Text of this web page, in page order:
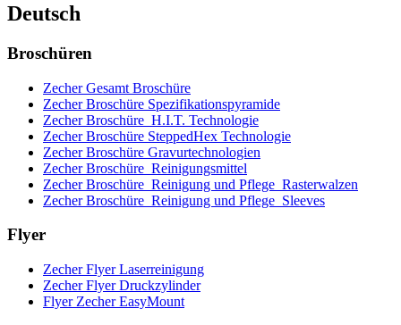
Deutsch
Broschüren
Zecher Gesamt Broschüre
Zecher Broschüre Spezifikationspyramide
Zecher Broschüre_H.I.T. Technologie
Zecher Broschüre SteppedHex Technologie
Zecher Broschüre Gravurtechnologien
Zecher Broschüre_Reinigungsmittel
Zecher Broschüre_Reinigung und Pflege_Rasterwalzen
Zecher Broschüre_Reinigung und Pflege_Sleeves
Flyer
Zecher Flyer Laserreinigung
Zecher Flyer Druckzylinder
Flyer Zecher EasyMount